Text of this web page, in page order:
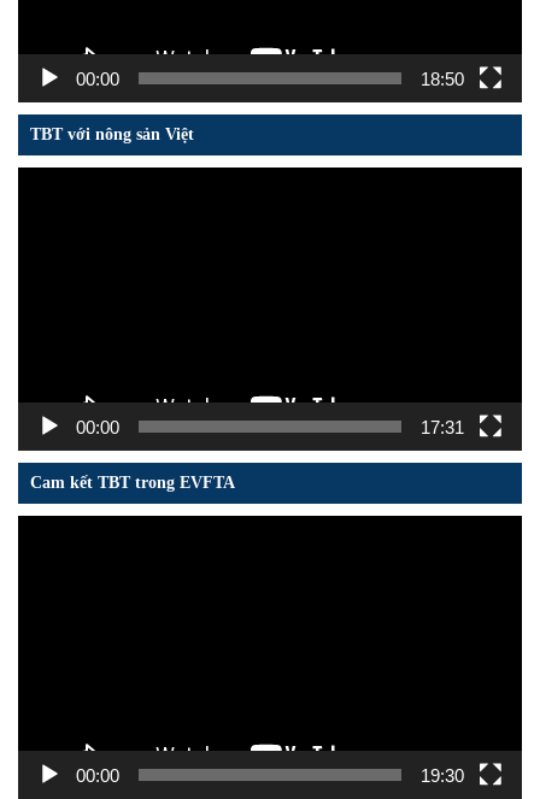
00:00 18:50
TBT với nông sản Việt
00:00 17:31
Cam kết TBT trong EVFTA
00:00 19:30